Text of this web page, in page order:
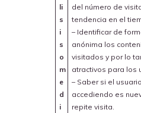
li
s
i
s
o
m
e
d
i
del número de
tendencia en el
– Identificar de
anónima los
visitados y por lo
atractivos para los
– Saber si el
accediendo es
repite visita.